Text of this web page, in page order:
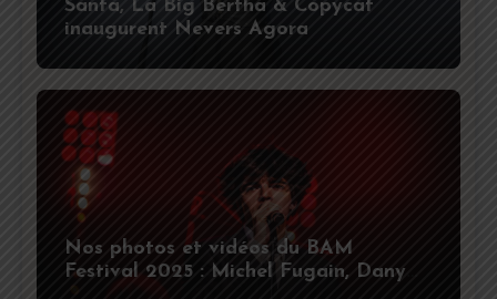
Santa, La Big Bertha & Copycat
inaugurent Nevers Agora
Nos photos et vidéos du BAM
Festival 2025 : Michel Fugain, Dany